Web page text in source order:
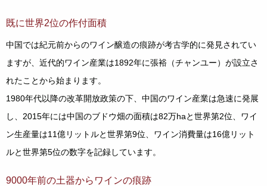
既に世界2位の作付面積
中国では紀元前からのワイン醸造の痕跡が考古学的に発見されてい
ますが、近代的ワイン産業は1892年に張裕（チャンユー）が設立さ
れたことから始まります。
1980年代以降の改革開放政策の下、中国のワイン産業は急速に発展
し、2015年には中国のブドウ畑の面積は82万haと世界第2位、ワイ
ン生産量は11億リットルと世界第9位、ワイン消費量は16億リット
ルと世界第5位の数字を記録しています。
9000年前の土器からワインの痕跡